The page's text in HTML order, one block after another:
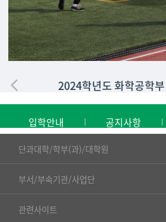
2024학년도 화학공학
입학안내 공지사항
단과대학/학부(과)/대학원
■인문대학
▷국어국문학부
▷일본어·일본학과
부서/부속기관/사업단
공동기기센터
공학교육혁신센터
관련사이트
건강가정지원센터